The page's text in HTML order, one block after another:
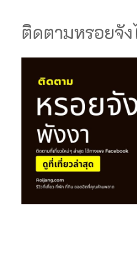
ติดตามหรอยจัง